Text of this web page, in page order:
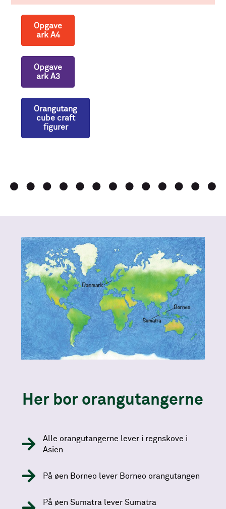
Opgave
ark A4
Opgave
ark A3
Orangutang
cube craft
figurer
Her bor orangutangerne
Alle orangutangerne lever i regnskove i
Asien
På øen Borneo lever Borneo orangutangen
På øen Sumatra lever Sumatra